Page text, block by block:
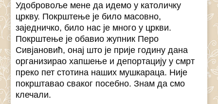
Удобровоље мене да идемо у католичку
цркву. Покрштење је било масовно,
заједничко, било нас је много у цркви.
Покрштење је обавио жупник Перо
Сивјановић, онај што је прије годину дана
организирао хапшење и депортацију у смрт
преко пет стотина наших мушкараца. Није
покрштавао сваког посебно. Знам да смо
клечали.